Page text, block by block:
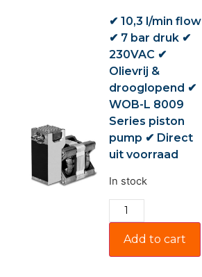
✔ 10,3 l/min flow
✔ 7 bar druk ✔
230VAC ✔
Olievrij &
drooglopend ✔
WOB-L 8009
Series piston
pump ✔ Direct
uit voorraad
In stock
Add to cart